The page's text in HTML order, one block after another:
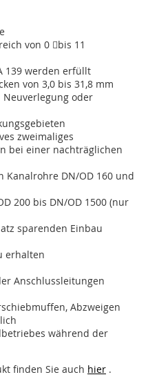
von 0 bis 11
139 werden erfüllt
von 3,0 bis 31,8 mm
oder
zweimaliges
bei einer nachträglichen
DN/OD 160 und
200 bis DN/OD 1500 (nur
sparenden Einbau
erhalten
Anschlussleitungen
Abzweigen
während der
finden Sie auch hier .